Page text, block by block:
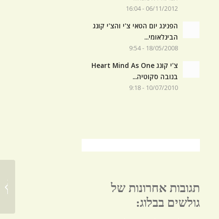
06/11/2012 - 16:04
הפנינג יום הטאי צ'י והצ'י קונג
הבינלאומי...
18/05/2008 - 9:54
צ'י קונג Heart Mind As One
בנובה סקוטיה...
10/07/2010 - 9:18
תגובות אחרונות של
גולשים בבלוג: